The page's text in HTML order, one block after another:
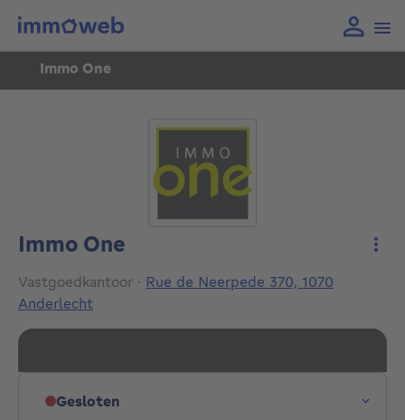
Immo One
Immo One
Vastgoedkantoor · Rue de Neerpede 370, 1070
Anderlecht
Gesloten
Klik om de openingsuren weer te geven